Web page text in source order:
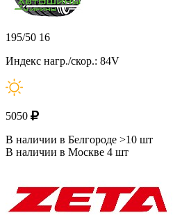
195/50 16
Индекс нагр./скор.: 84V
5050
В наличии в Белгороде >10 шт
В наличии в Москве 4 шт